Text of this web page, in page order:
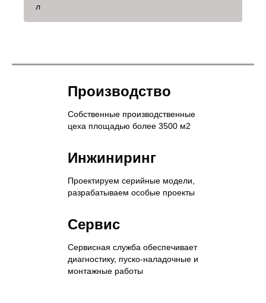
л
Производство
Собственные производственные
цеха площадью более 3500 м2
Инжиниринг
Проектируем серийные модели,
разрабатываем особые проекты
Сервис
Сервисная служба обеспечивает
диагностику, пуско-наладочные и
монтажные работы